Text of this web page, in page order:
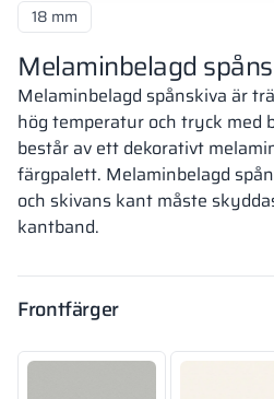
18 mm
Melaminbelagd
Melaminbelagd spånskiva är
hög temperatur och tryck med
består av ett dekorativt
färgpalett. Melaminbelagd
och skivans kant måste
kantband.
Frontfärger